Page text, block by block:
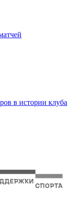
в истории клуба